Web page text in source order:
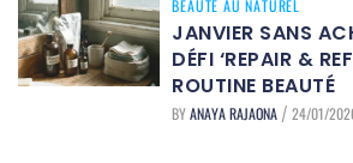
BEAUTÉ AU NATUREL
JANVIER SANS
DÉFI ‘REPAIR &
ROUTINE BEAUTÉ
BYANAYA RAJAONA / 24/01/